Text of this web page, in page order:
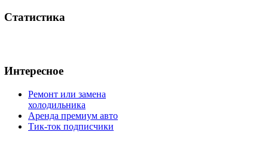
Статистика
Интересное
Ремонт или замена
холодильника
Аренда премиум авто
Тик-ток подписчики